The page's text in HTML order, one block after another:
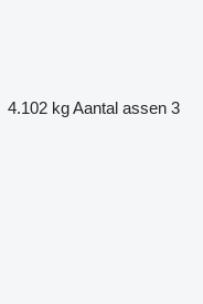
4.102 kgAantal assen 3